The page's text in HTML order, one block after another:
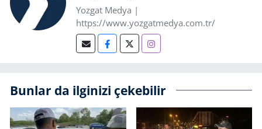
Yozgat Medya |
https://www.yozgatmedya.com.tr/
Bunlar da ilginizi çekebilir